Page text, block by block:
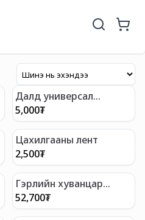
Далд универсал
розетка 13А, Алтан
шаргал KJ2-011
5,000₮
Цахилгааны лент
2,500₮
Гэрлийн хуванцар
самбар
52,700₮